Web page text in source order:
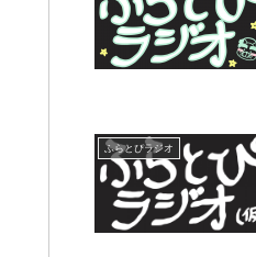
ふらとぴラジオ